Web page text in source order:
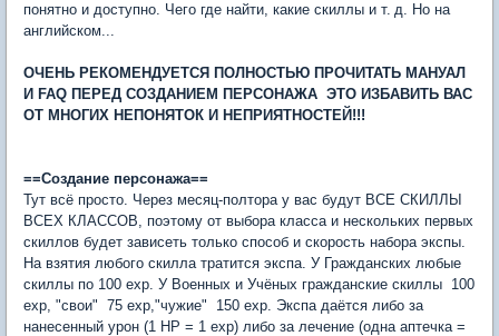
понятно и доступно. Чего где найти, какие скиллы и т. д. Но на
английском...
ОЧЕНЬ РЕКОМЕНДУЕТСЯ ПОЛНОСТЬЮ ПРОЧИТАТЬ МАНУАЛ
И FAQ ПЕРЕД СОЗДАНИЕМ ПЕРСОНАЖА  ЭТО ИЗБАВИТЬ ВАС
ОТ МНОГИХ НЕПОНЯТОК И НЕПРИЯТНОСТЕЙ!!!
==Создание персонажа==
Тут всё просто. Через месяц-полтора у вас будут ВСЕ СКИЛЛЫ
ВСЕХ КЛАССОВ, поэтому от выбора класса и нескольких первых
скиллов будет зависеть только способ и скорость набора экспы.
На взятия любого скилла тратится экспа. У Гражданских любые
скиллы по 100 exp. У Военных и Учёных гражданские cкиллы  100
exp, "свои"  75 exp,"чужие"  150 exp. Экспа даётся либо за
нанесенный урон (1 НР = 1 exp) либо за лечение (одна аптечка =